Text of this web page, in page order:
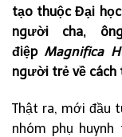
tạo thuộc Đại
người cha,
điệp Magnifica
người trẻ về cách
Thật ra, mới đầu
nhóm phụ